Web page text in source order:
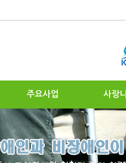
주요사업 사랑